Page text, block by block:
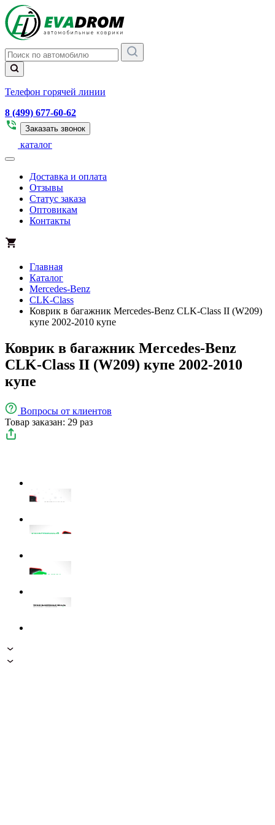
Телефон горячей линии
8 (499) 677-60-62
Заказать звонок
каталог
Доставка и оплата
Отзывы
Статус заказа
Оптовикам
Контакты
Главная
Каталог
Mercedes-Benz
CLK-Class
Коврик в багажник Mercedes-Benz CLK-Class II (W209)
купе 2002-2010 купе
Коврик в багажник Mercedes-Benz
CLK-Class II (W209) купе 2002-2010
купе
Вопросы от клиентов
Товар заказан: 29 раз